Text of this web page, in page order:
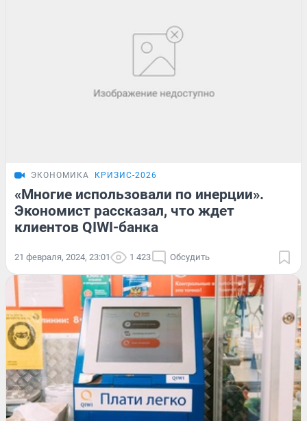
ЭКОНОМИКА КРИЗИС-2026
«Многие использовали по инерции».
Экономист рассказал, что ждет
клиентов QIWI-банка
21 февраля, 2024, 23:01 1 423 Обсудить